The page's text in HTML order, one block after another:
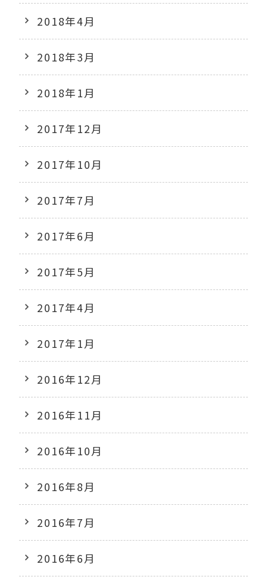
2018年4月
2018年3月
2018年1月
2017年12月
2017年10月
2017年7月
2017年6月
2017年5月
2017年4月
2017年1月
2016年12月
2016年11月
2016年10月
2016年8月
2016年7月
2016年6月